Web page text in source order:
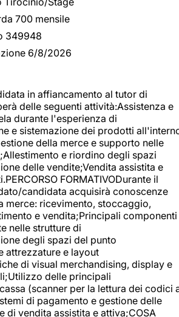
700 mensile
349948
6/8/2026
in affiancamento al tutor di
delle seguenti attività:Assistenza e
durante l'esperienza di
e sistemazione dei prodotti
della merce e supporto nelle
e riordino degli spazi
delle vendite;Vendita assistita e
FORMATIVODurante il
candidata acquisirà conoscenze
merce: ricevimento, stoccaggio,
e vendita;Principali componenti
nelle strutture di
degli spazi del punto
attrezzature e layout
di visual merchandising, display e
delle principali
(scanner per la lettura dei codici
di pagamento e gestione delle
di vendita assistita e attiva;COSA